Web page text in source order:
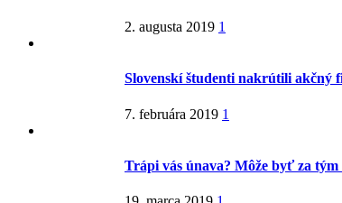
2. augusta 2019 1
Slovenskí študenti nakrútili akčný
7. februára 2019 1
Trápi vás únava? Môže byť za tým